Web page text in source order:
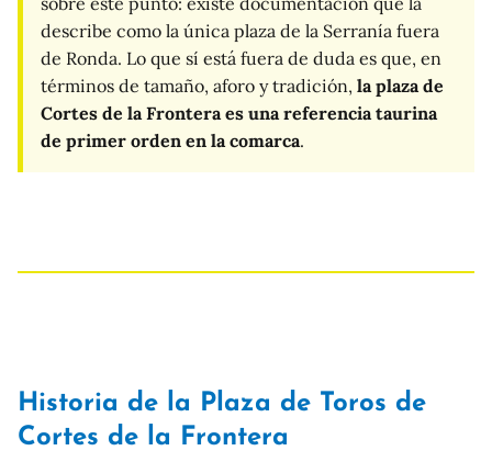
describe como la única plaza de la Serranía fuera
de Ronda. Lo que sí está fuera de duda es que, en
términos de tamaño, aforo y tradición, la plaza de
Cortes de la Frontera es una referencia taurina
de primer orden en la comarca.
Historia de la Plaza de Toros de
Cortes de la Frontera